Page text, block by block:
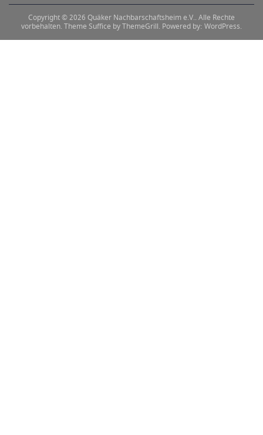
Copyright © 2026 Quäker Nachbarschaftsheim e.V.. Alle Rechte
vorbehalten. Theme Suffice by ThemeGrill. Powered by: WordPress.